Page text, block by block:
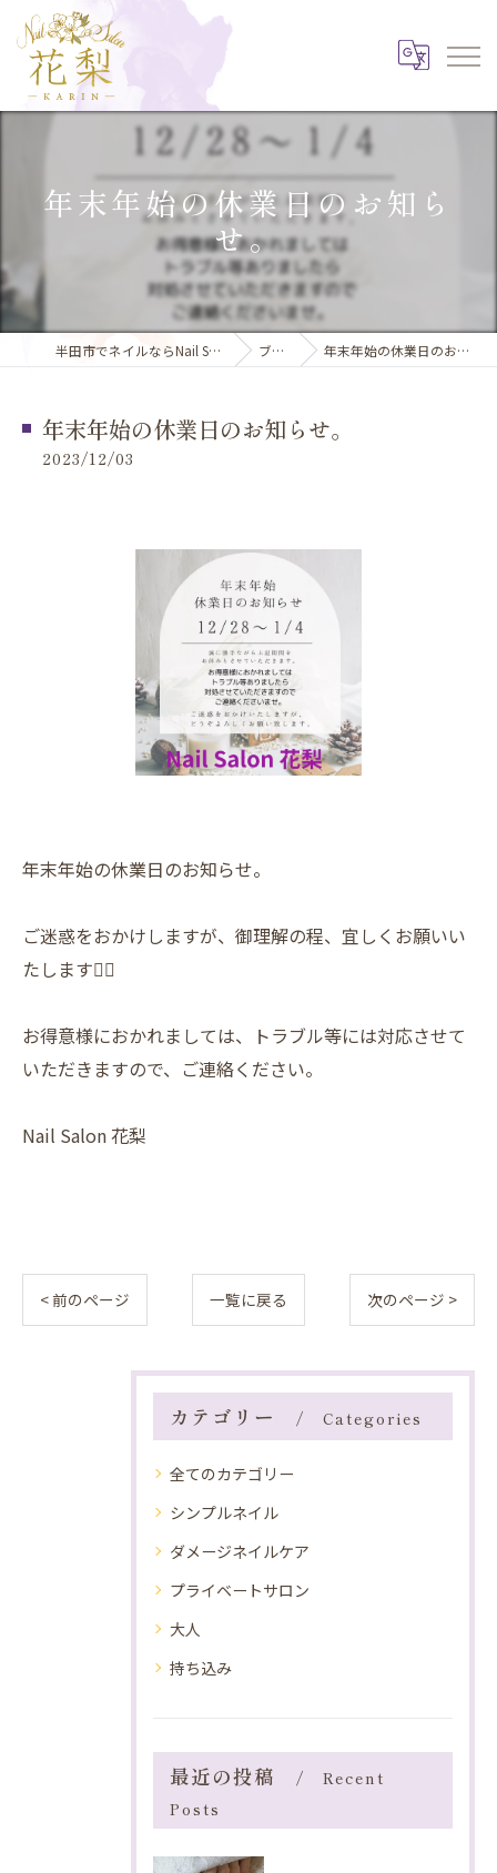
年末年始の休業日のお知ら
せ。
半田市でネイルならNail Salon 花梨 ブログ 年末年始の休業日のお知らせ。
年末年始の休業日のお知らせ。
2023/12/03
年末年始の休業日のお知らせ。
ご迷惑をおかけしますが、御理解の程、宜しくお願いい
たします🙇‍♀️
お得意様におかれましては、トラブル等には対応させて
いただきますので、ご連絡ください。
Nail Salon 花梨
< 前のページ 一覧に戻る 次のページ >
カテゴリー Categories
全てのカテゴリー
シンプルネイル
ダメージネイルケア
プライベートサロン
大人
持ち込み
最近の投稿
Recent
Posts